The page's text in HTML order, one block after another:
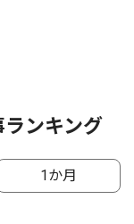
ンキング
1か月